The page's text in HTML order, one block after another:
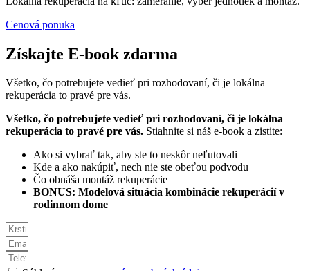
Cenová ponuka
Získajte E-book zdarma
Všetko, čo potrebujete vedieť pri rozhodovaní, či je lokálna
rekuperácia to pravé pre vás.
Všetko, čo potrebujete vedieť pri rozhodovaní, či je lokálna
rekuperácia to pravé pre vás. Stiahnite si náš e-book a zistite:
Ako si vybrať tak, aby ste to neskôr neľutovali
Kde a ako nakúpiť, nech nie ste obeťou podvodu
Čo obnáša montáž rekuperácie
BONUS: Modelová situácia kombinácie rekuperácií v
rodinnom dome